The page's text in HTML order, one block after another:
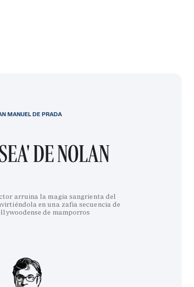
DE NOLAN
arruina la magia sangrienta del
en una zafia secuencia de
de mamporros
MANUEL DE PRADA